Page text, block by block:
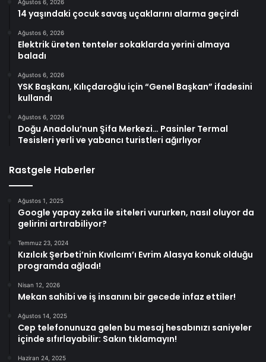
Ağustos 6, 2026
14 yaşındaki çocuk savaş uçaklarını alarma geçirdi
Ağustos 6, 2026
Elektrik üreten tenteler sokaklarda yerini almaya
baladı
Ağustos 6, 2026
YSK Başkanı, Kılıçdaroğlu için “Genel Başkan” ifadesini
kullandı
Ağustos 6, 2026
Doğu Anadolu’nun Şifa Merkezi… Pasinler Termal
Tesisleri yerli ve yabancı turistleri ağırlıyor
Rastgele Haberler
Ağustos 1, 2025
Google yapay zeka ile siteleri vururken, nasıl oluyor da
gelirini artırabiliyor?
Temmuz 23, 2024
Kızılcık Şerbeti’nin Kıvılcım’ı Evrim Alasya konuk olduğu
programda ağladı!
Nisan 12, 2026
Mekan sahibi ve iş insanını bir gecede infaz ettiler!
Ağustos 14, 2025
Cep telefonunuza gelen bu mesaj hesabınızı saniyeler
içinde sıfırlayabilir: Sakın tıklamayın!
Haziran 24, 2025